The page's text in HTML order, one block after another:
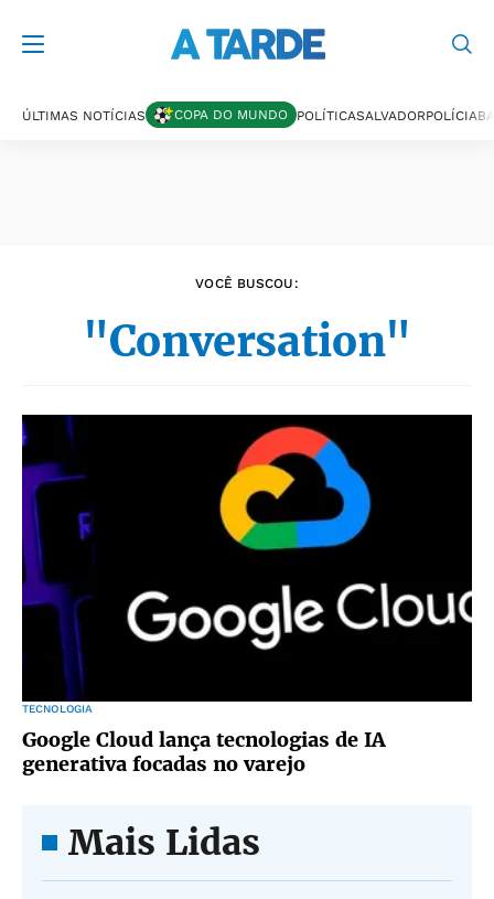
ÚLTIMAS NOTÍCIAS COPA DO MUNDO POLÍTICASALVADORPOLÍCIA
VOCÊ BUSCOU:
"Conversation"
TECNOLOGIA
Google Cloud lança tecnologias de IA
generativa focadas no varejo
Mais Lidas